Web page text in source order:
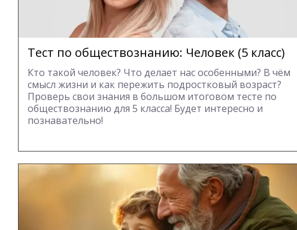
Тест по обществознанию: Человек (5 класс)
Кто такой человек? Что делает нас особенными? В чём
смысл жизни и как пережить подростковый возраст?
Проверь свои знания в большом итоговом тесте по
обществознанию для 5 класса! Будет интересно и
познавательно!